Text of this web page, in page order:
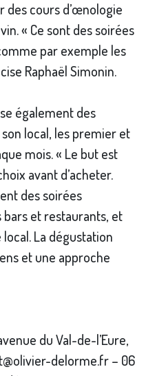
des cours d’œnologie
« Ce sont des soirées
par exemple les
Raphaël Simonin.
également des
local, les premier et
mois. « Le but est
avant d’acheter.
des soirées
et restaurants, et
La dégustation
et une approche
du Val-de-l’Eure,
delorme.fr – 06